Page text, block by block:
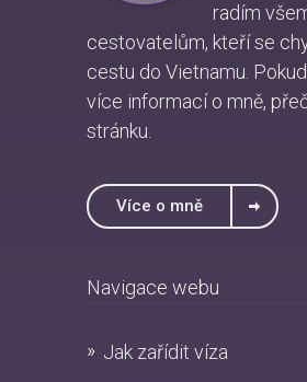
radím
cestovatelům, kteří se
cestu do Vietnamu.
více informací o mně,
stránku
Více o mně
Navigace webu
Jak zařídit víza